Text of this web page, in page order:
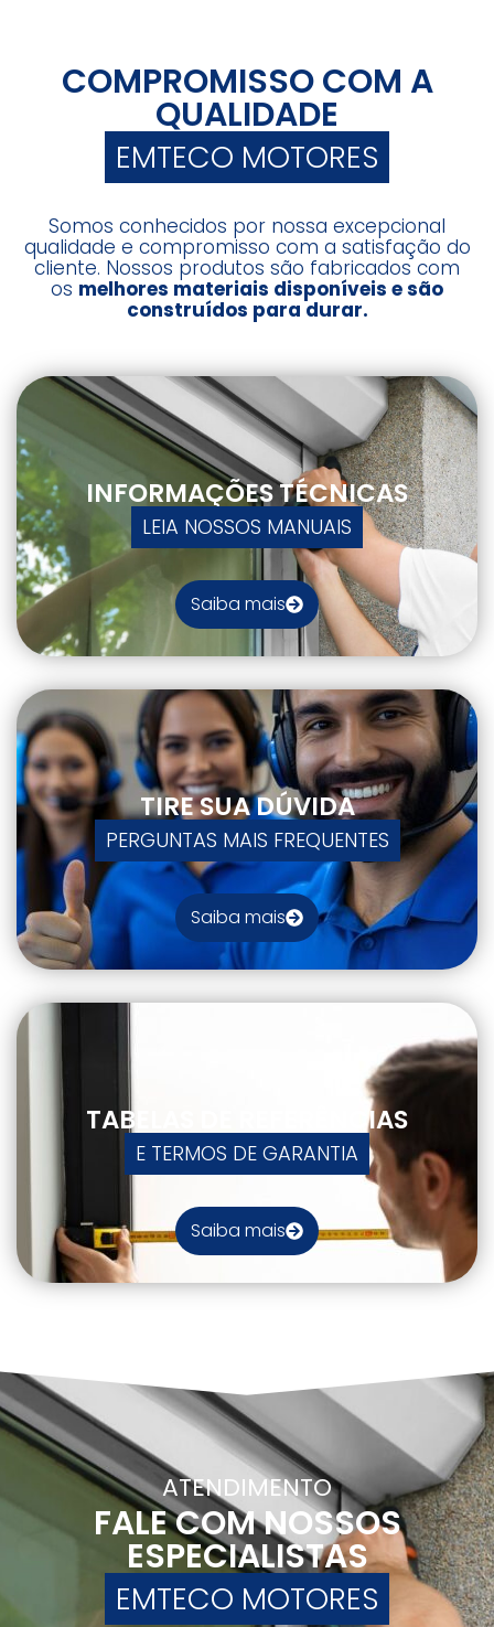
COMPROMISSO COM A
QUALIDADE
EMTECO MOTORES
Somos conhecidos por nossa excepcional
qualidade e compromisso com a satisfação do
cliente. Nossos produtos são fabricados com
os melhores materiais disponíveis e são
construídos para durar.
INFORMAÇÕES TÉCNICAS
LEIA NOSSOS MANUAIS
Saiba mais
TIRE SUA DÚVIDA
PERGUNTAS MAIS FREQUENTES
Saiba mais
TABELAS DE REFERÊNCIAS
E TERMOS DE GARANTIA
Saiba mais
ATENDIMENTO
FALE COM NOSSOS
ESPECIALISTAS
EMTECO MOTORES